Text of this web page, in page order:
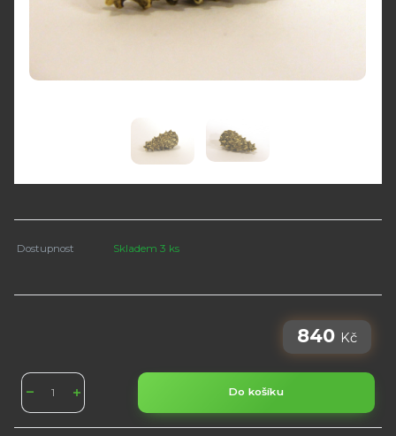
Dostupnost Skladem 3 ks
840 Kč
Do košíku